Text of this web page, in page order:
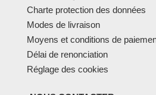
Charte protection des données
Modes de livraison
Moyens et conditions de
Délai de renonciation
Réglage des cookies